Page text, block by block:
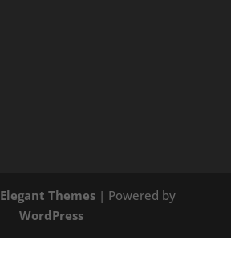
Elegant Themes| Powered by
WordPress